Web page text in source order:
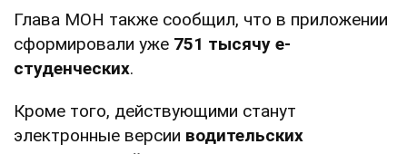
Глава МОН также сообщил, что в приложении
сформировали уже 751 тысячу е-
студенческих.
Кроме того, действующими станут
электронные версии водительских